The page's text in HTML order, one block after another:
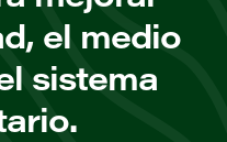
el medio
sistema